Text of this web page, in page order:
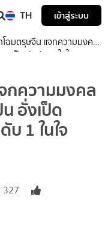
TH เข้าสู่ระบบ
ฉมตรุษจีน แจกความมงคล
ราดเป็ด อันดับ 1 ในใจ
กความมงคล
อั่งเป็ด
1 ในใจ
327